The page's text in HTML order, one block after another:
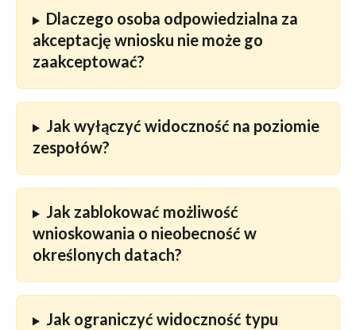
Dlaczego osoba odpowiedzialna za
akceptację wniosku nie może go
zaakceptować?
Jak wyłączyć widoczność na poziomie
zespołów?
Jak zablokować możliwość
wnioskowania o nieobecność w
określonych datach?
Jak ograniczyć widoczność typu